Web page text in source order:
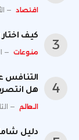
اقتصاد
كيف
منوعات
التنافس
هل
العالم
دليل